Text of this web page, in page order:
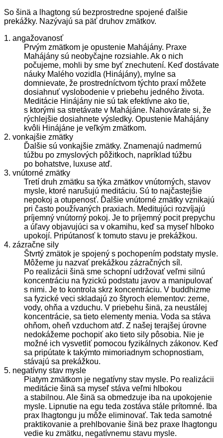
So šinä a lhagtong sú bezprostredne spojené ďalšie
prekážky. Nazývajú sa päť druhov zmätkov.
1. angažovanosť
Prvým zmätkom je opustenie Mahájány. Praxe
Mahájány sú neobyčajne rozsiahle. Ak o nich
počujeme, mohli by sme byť znechutení. Keď dostávate
náuky Malého vozidla (Hinájány), mylne sa
domnievate, že prostredníctvom týchto praxí môžete
dosiahnuť vyslobodenie v priebehu jedného života.
Meditácie Hinájány nie sú tak efektívne ako tie,
s ktorými sa stretávate v Mahájáne. Nahovárate si, že
rýchlejšie dosiahnete výsledky. Opustenie Mahájány
kvôli Hinájáne je veľkým zmätkom.
2. vonkajšie zmätky
Ďalšie sú vonkajšie zmätky. Znamenajú nadmernú
túžbu po zmyslových pôžitkoch, napríklad túžbu
po bohatstve, luxuse atď.
3. vnútorné zmätky
Tretí druh zmätku sa týka zmätkov vnútorných, stavov
mysle, ktoré narušujú meditáciu. Sú to najčastejšie
nepokoj a otupenosť. Ďalšie vnútorné zmätky vznikajú
pri často používaných praxiach. Meditujúci rozvíjajú
príjemný vnútorný pokoj. Je to príjemný pocit prepychu
a úľavy objavujúci sa v okamihu, keď sa myseľ hlboko
upokojí. Pripútanosť k tomuto stavu je prekážkou.
4. zázračne sily
Štvrtý zmätok je spojený s pochopením podstaty mysle.
Môžeme ju nazvať prekážkou zázračných síl.
Po realizácii šinä sme schopní udržovať veľmi silnú
koncentráciu na fyzickú podstatu javov a manipulovať
s nimi. Je to kontrola skrz koncentráciu. V buddhizme
sa fyzické veci skladajú zo štyroch elementov: zeme,
vody, ohňa a vzduchu. V priebehu šinä, za neustálej
koncentrácie, sa tieto elementy menia. Voda sa stáva
ohňom, oheň vzduchom atď. Z našej terajšej úrovne
nedokážeme pochopiť ako tieto sily pôsobia. Nie je
možné ich vysvetliť pomocou fyzikálnych zákonov. Keď
sa pripútate k takýmto mimoriadnym schopnostiam,
stávajú sa prekážkou.
5. negatívny stav mysle
Piatym zmätkom je negatívny stav mysle. Po realizácii
meditácie šinä sa myseľ stáva veľmi hlbokou
a stabilnou. Ale šinä sa obmedzuje iba na upokojenie
mysle. Lipnutie na egu teda zostáva stále prítomné. Iba
prax lhagtongu ju môže eliminovať. Tak teda samotné
praktikovanie a prehlbovanie šinä bez praxe lhagtongu
vedie ku zmätku, negatívnemu stavu mysle.